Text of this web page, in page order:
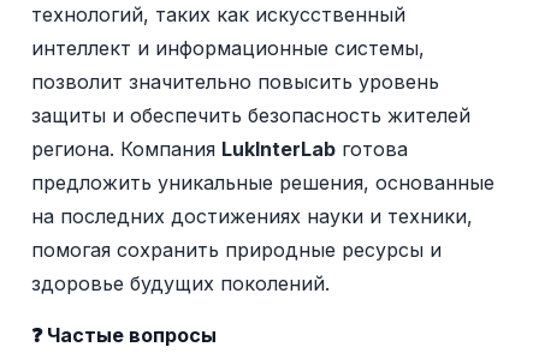
технологий, таких как искусственный
интеллект и информационные системы,
позволит значительно повысить уровень
защиты и обеспечить безопасность жителей
региона. Компания LukInterLab готова
предложить уникальные решения, основанные
на последних достижениях науки и техники,
помогая сохранить природные ресурсы и
здоровье будущих поколений.
❓ Частые вопросы